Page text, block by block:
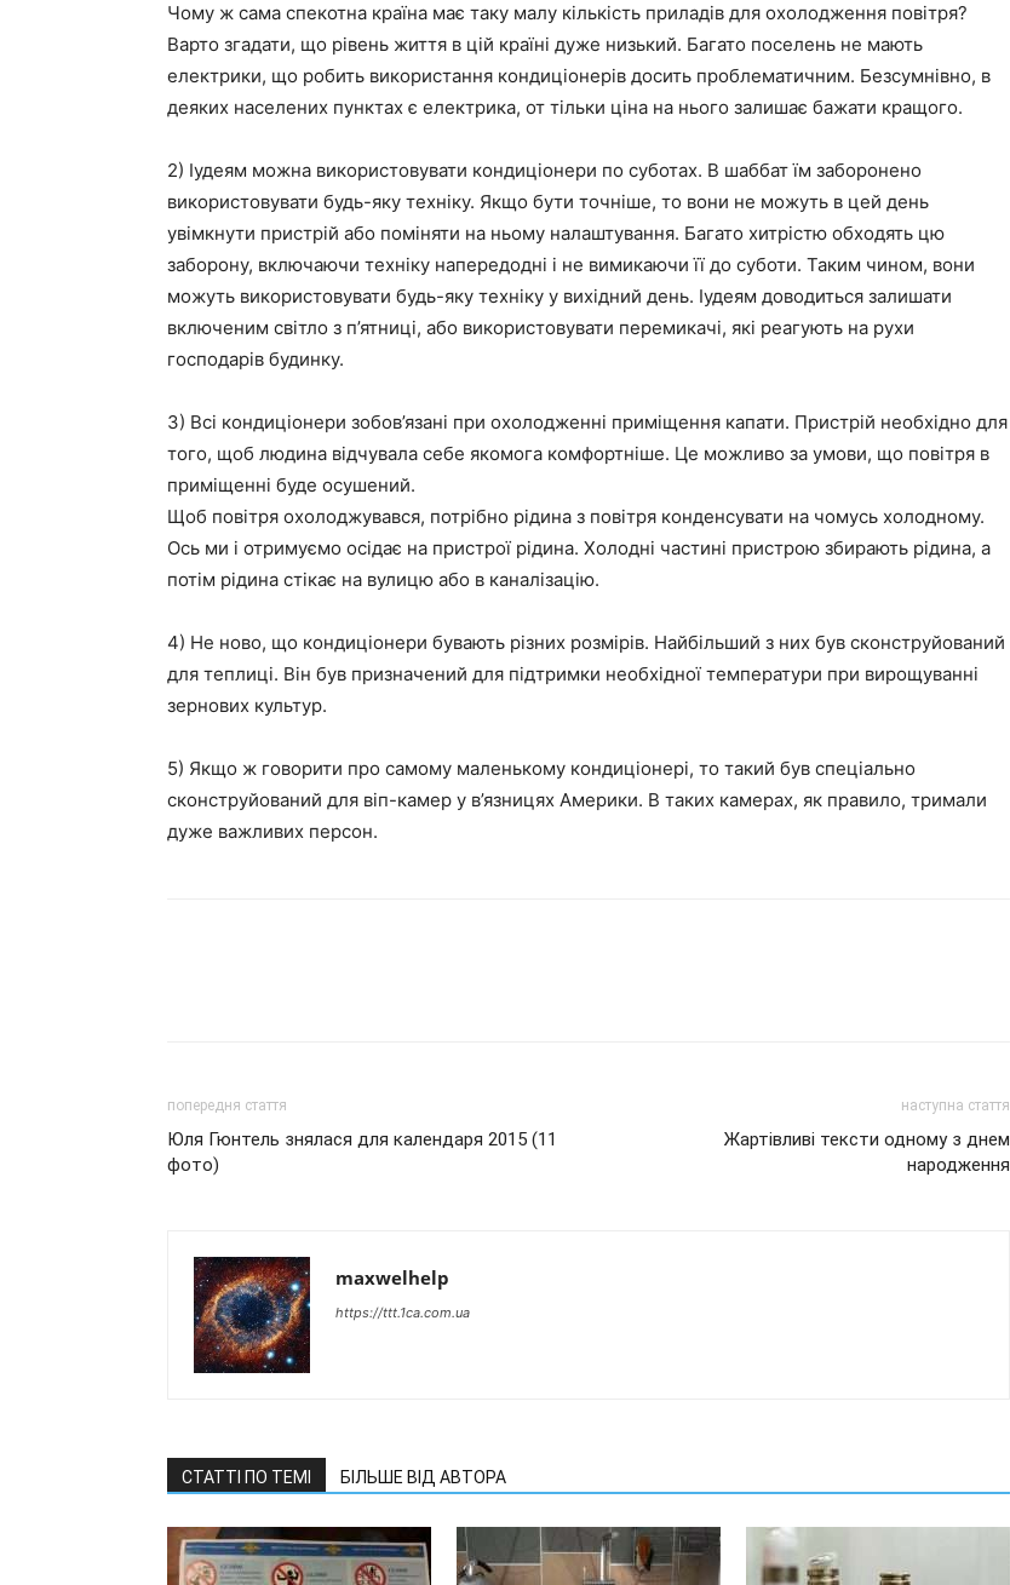
Чому ж сама спекотна країна має таку малу кількість приладів для охолодження повітря?
Варто згадати, що рівень життя в цій країні дуже низький. Багато поселень не мають
електрики, що робить використання кондиціонерів досить проблематичним. Безсумнівно, в
деяких населених пунктах є електрика, от тільки ціна на нього залишає бажати кращого.
2) Іудеям можна використовувати кондиціонери по суботах. В шаббат їм заборонено
використовувати будь-яку техніку. Якщо бути точніше, то вони не можуть в цей день
увімкнути пристрій або поміняти на ньому налаштування. Багато хитрістю обходять цю
заборону, включаючи техніку напередодні і не вимикаючи її до суботи. Таким чином, вони
можуть використовувати будь-яку техніку у вихідний день. Іудеям доводиться залишати
включеним світло з п’ятниці, або використовувати перемикачі, які реагують на рухи
господарів будинку.
3) Всі кондиціонери зобов’язані при охолодженні приміщення капати. Пристрій необхідно для
того, щоб людина відчувала себе якомога комфортніше. Це можливо за умови, що повітря в
приміщенні буде осушений.
Щоб повітря охолоджувався, потрібно рідина з повітря конденсувати на чомусь холодному.
Ось ми і отримуємо осідає на пристрої рідина. Холодні частині пристрою збирають рідина, а
потім рідина стікає на вулицю або в каналізацію.
4) Не ново, що кондиціонери бувають різних розмірів. Найбільший з них був сконструйований
для теплиці. Він був призначений для підтримки необхідної температури при вирощуванні
зернових культур.
5) Якщо ж говорити про самому маленькому кондиціонері, то такий був спеціально
сконструйований для віп-камер у в’язницях Америки. В таких камерах, як правило, тримали
дуже важливих персон.
попередня стаття
Юля Гюнтель знялася для календаря 2015 (11
фото)
наступна стаття
Жартівливі тексти одному з днем
народження
maxwelhelp
https://ttt.1ca.com.ua
СТАТТІ ПО ТЕМІ БІЛЬШЕ ВІД АВТОРА